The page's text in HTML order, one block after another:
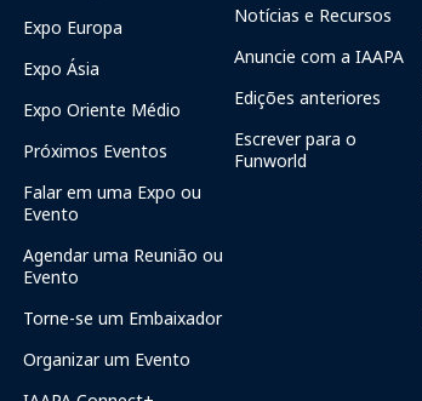
Expo Europa
Expo Ásia
Expo Oriente Médio
Próximos Eventos
Falar em uma Expo ou
Evento
Agendar uma Reunião ou
Evento
Torne-se um Embaixador
Organizar um Evento
Notícias e Recursos
Anuncie com a IAAPA
Edições anteriores
Escrever para o
Funworld